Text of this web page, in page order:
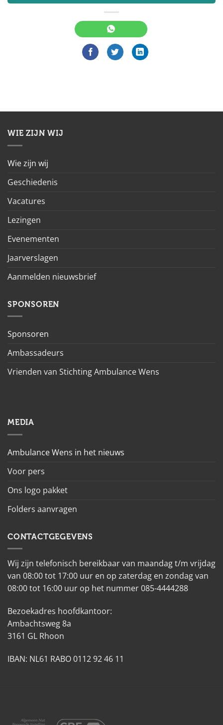
WIE ZIJN WIJ
Wie zijn wij
Geschiedenis
Vacatures
Lezingen
Evenementen
Jaarverslagen
Aanmelden nieuwsbrief
SPONSOREN
Sponsoren
Ambassadeurs
Vrienden van Stichting Ambulance Wens
MEDIA
Ambulance Wens in het nieuws
Voor pers
Ons logo pakket
Folders aanvragen
CONTACTGEGEVENS
Wij zijn telefonisch bereikbaar van maandag t/m vrijdag
van 08:00 tot 17:00 uur en op zaterdag en zondag van
08:00 tot 16:00 uur op het nummer 085-4444288
Bezoekadres hoofdkantoor:
Ambachtsweg 8a
3161 GL Rhoon
IBAN: NL61 RABO 0112 92 46 11